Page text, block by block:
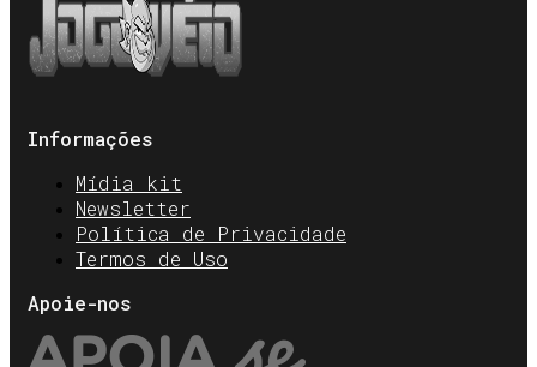
Informações
Mídia kit
Newsletter
Política de Privacidade
Termos de Uso
Apoie-nos